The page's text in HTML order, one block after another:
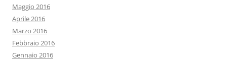
Maggio 2016
Aprile 2016
Marzo 2016
Febbraio 2016
Gennaio 2016